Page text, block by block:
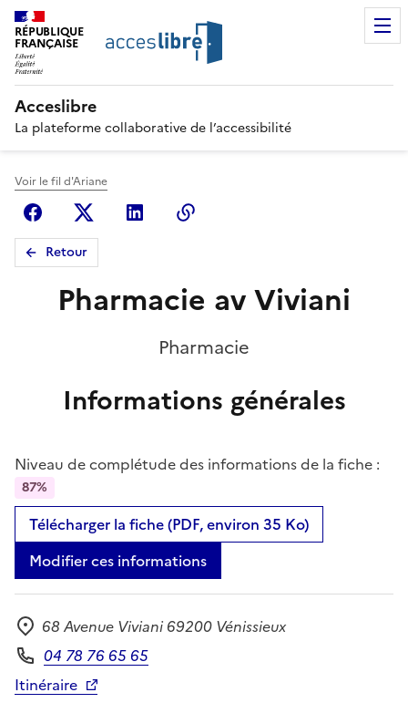
RÉPUBLIQUE
FRANÇAISE
Acceslibre
La plateforme collaborative de l’accessibilité
Voir le fil d'Ariane
FacebookX (anciennement Twitter)
Linkedin
Retour
Pharmacie av Viviani
Pharmacie
Informations générales
Niveau de complétude des informations de la fiche :
87%
Télécharger la fiche (PDF, environ 35 Ko)
Modifier ces informations
Adresse
68 Avenue Viviani 69200 Vénissieux
Téléphone
04 78 76 65 65
Itinéraire